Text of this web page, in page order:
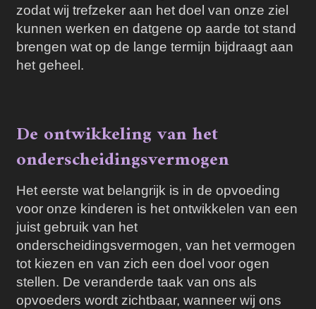
zodat wij trefzeker aan het doel van onze ziel
kunnen werken en datgene op aarde tot stand
brengen wat op de lange termijn bijdraagt aan
het geheel.
De ontwikkeling van het
onderscheidingsvermogen
Het eerste wat belangrijk is in de opvoeding
voor onze kinderen is het ontwikkelen van een
juist gebruik van het
onderscheidingsvermogen, van het vermogen
tot kiezen en van zich een doel voor ogen
stellen. De veranderde taak van ons als
opvoeders wordt zichtbaar, wanneer wij ons